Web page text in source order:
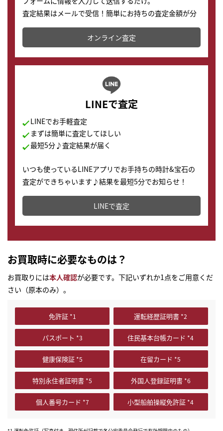
査定結果はメールで受信！簡単にお持ちの査定金額が分
かります。
オンライン査定
LINEで査定
LINEでお手軽査定
まずは簡単に査定してほしい
最短5分♪査定結果が届く
いつも使っているLINEアプリでお手持ちの時計&宝石の
査定ができちゃいます♪結果を最短5分でお知らせ！
どこからでもすぐに査定金額を知ることが出来ます。
LINEで査定
お買取時に必要なものは？
お買取りには本人確認が必要です。下記いずれか1点をご用意くだ
さい（原本のみ）。
免許証 運転経歴証明書
パスポート 住民基本台帳カード
健康保険証 在留カード
特別永住者証明書 外国人登録証明書
個人番号カード 小型船舶操縦免許証